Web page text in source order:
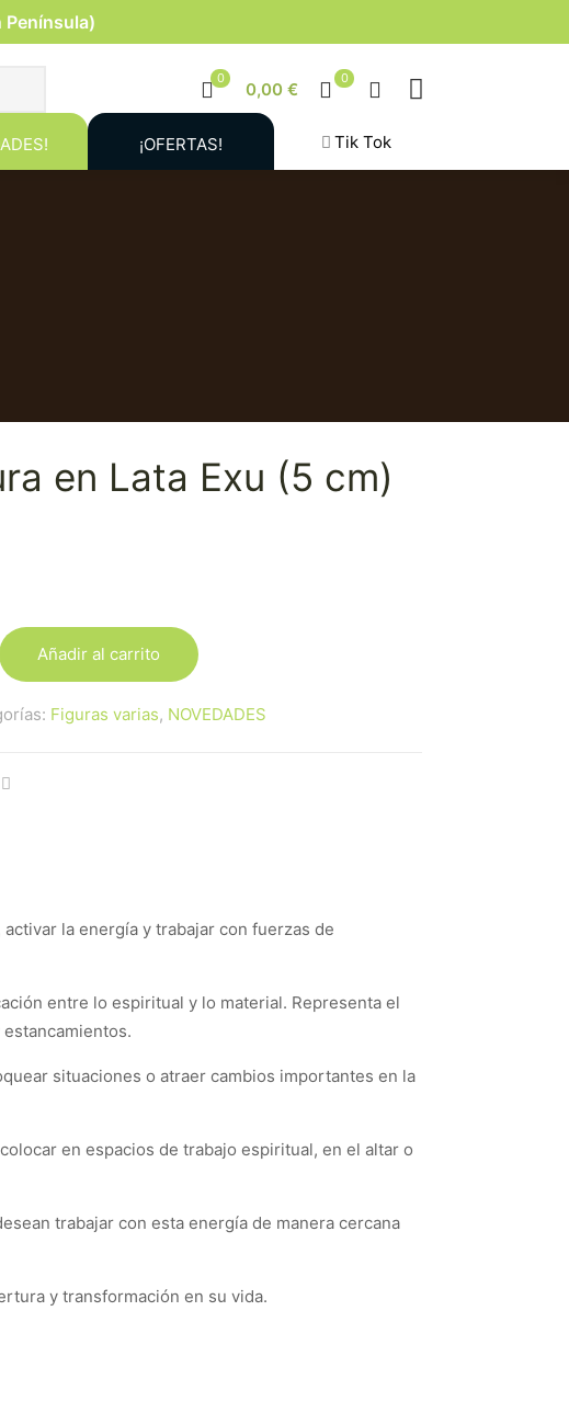
0
0,00 €
0
¡OFERTAS! Tik Tok
en Lata Exu (5 cm)
Añadir al carrito
Figuras varias, NOVEDADES
la energía y trabajar con fuerzas de
entre lo espiritual y lo material. Representa el
situaciones o atraer cambios importantes en la
en espacios de trabajo espiritual, en el altar o
trabajar con esta energía de manera cercana
y transformación en su vida.